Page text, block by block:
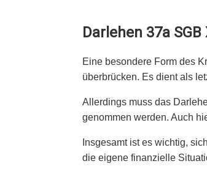
Darlehen 37a SGB
Eine besondere Form des
überbrücken. Es dient als
Allerdings muss das
genommen werden. Auch
Insgesamt ist es wichtig,
die eigene finanzielle